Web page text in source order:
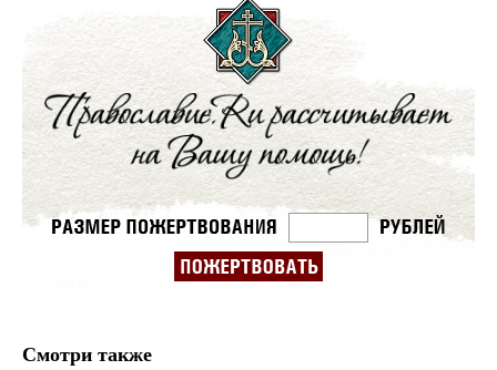
Смотри также